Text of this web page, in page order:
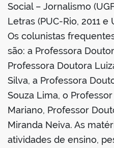
Social – Jornalismo
Letras (PUC-Rio, 2011 e
Os colunistas
são: a Professora
Professora Doutora
Silva, a Professora
Souza Lima, o
Mariano, Professor
Miranda Neiva. As
atividades de ensino,